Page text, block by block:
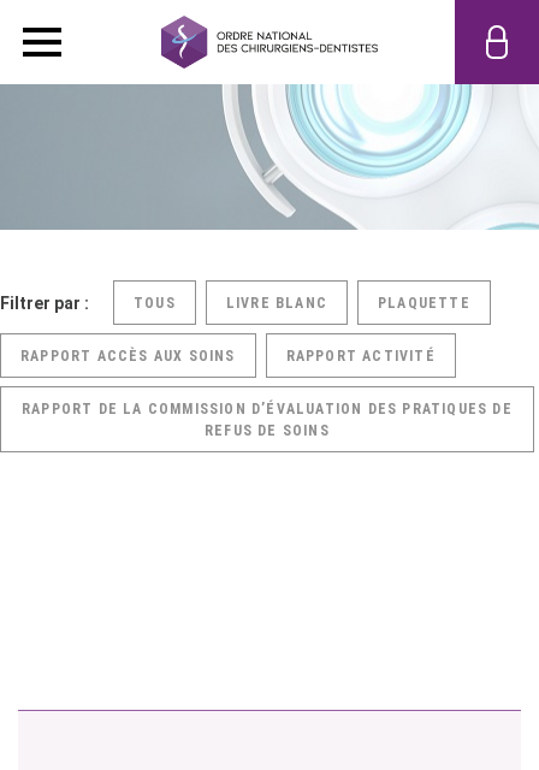
Filtrer par : TOUS LIVRE BLANC PLAQUETTE
RAPPORT ACCÈS AUX SOINS RAPPORT ACTIVITÉ
RAPPORT DE LA COMMISSION D’ÉVALUATION DES PRATIQUES DE
REFUS DE SOINS